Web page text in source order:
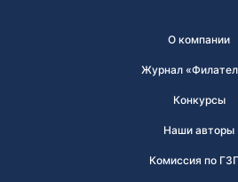
О компании
Журнал
Конкурсы
Наши авторы
Комиссия по